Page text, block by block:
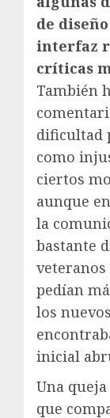
de
interfaz
críticas
También
dificultad
como
ciertos
aunque
la
bastante
pedían
los
inicial
Una
que